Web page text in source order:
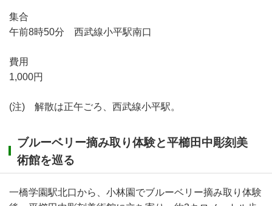
集合
午前8時50分 西武線小平駅南口
費用
1,000円
(注) 解散は正午ごろ、西武線小平駅。
ブルーベリー摘み取り体験と平櫛田中彫刻美
術館を巡る
一橋学園駅北口から、小林園でブルーベリー摘み取り体験